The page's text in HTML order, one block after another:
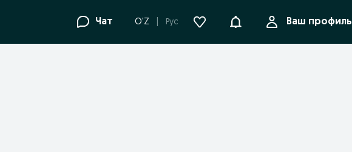
Чат O'Z Рус УведомленияВаш профиль